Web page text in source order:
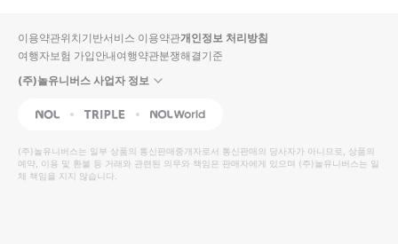
입니
다.
높
은
순
동
영
상
순
상
이용약관위치기반서비스 이용약관개인정보 처리방침
여행자보험 가입안내여행약관분쟁해결기준
(주)놀유니버스 사업자 정보
NOL Triple Interpark Global
(주)놀유니버스는 일부 상품의 통신판매중개자로서 통신판매의 당사자가 아니므로, 상품의
예약, 이용 및 환불 등 거래와 관련된 의무와 책임은 판매자에게 있으며 (주)놀유니버스는 일
체 책임을 지지 않습니다.